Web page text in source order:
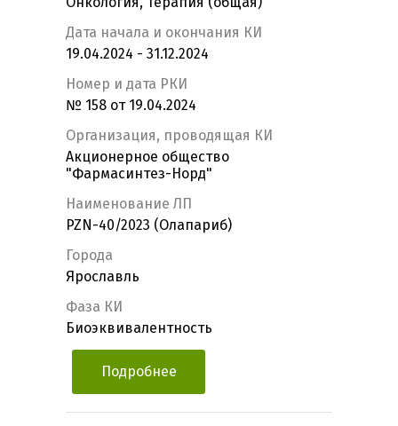
Дата начала и окончания КИ
19.04.2024 - 31.12.2024
Номер и дата РКИ
№ 158 от 19.04.2024
Организация, проводящая КИ
Акционерное общество
"Фармасинтез-Норд"
Наименование ЛП
PZN-40/2023 (Олапариб)
Города
Ярославль
Фаза КИ
Биоэквивалентность
Подробнее